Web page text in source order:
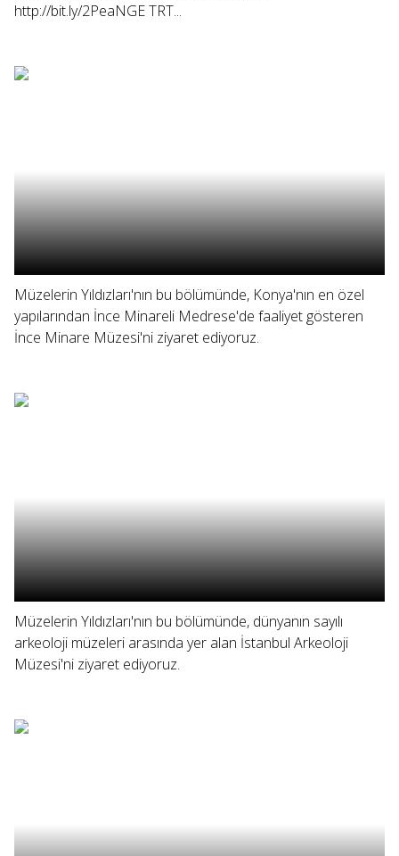
http://bit.ly/2PeaNGE TRT...
Müzelerin Yıldızları'nın bu bölümünde, Konya'nın en özel
yapılarından İnce Minareli Medrese'de faaliyet gösteren
İnce Minare Müzesi'ni ziyaret ediyoruz.
Müzelerin Yıldızları'nın bu bölümünde, dünyanın sayılı
arkeoloji müzeleri arasında yer alan İstanbul Arkeoloji
Müzesi'ni ziyaret ediyoruz.